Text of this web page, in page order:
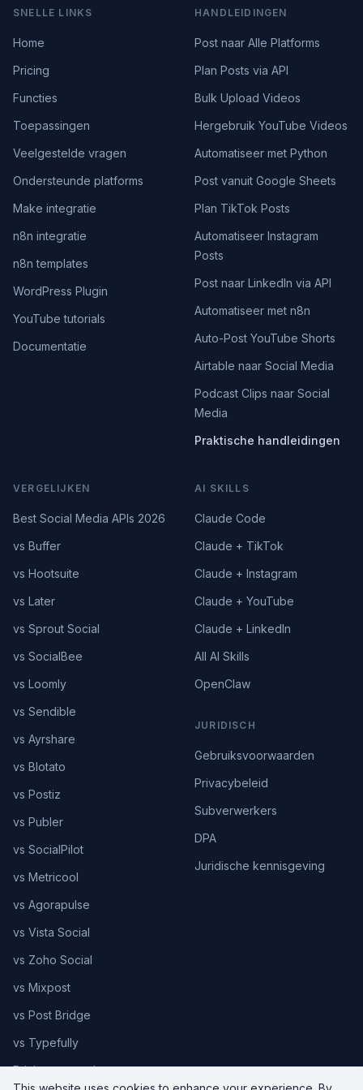
SNELLE LINKS
Home
Pricing
Functies
Toepassingen
Veelgestelde vragen
Ondersteunde platforms
Make integratie
n8n integratie
n8n templates
WordPress Plugin
YouTube tutorials
Documentatie
HANDLEIDINGEN
Post naar Alle Platforms
Plan Posts via API
Bulk Upload Videos
Hergebruik YouTube Videos
Automatiseer met Python
Post vanuit Google Sheets
Plan TikTok Posts
Automatiseer Instagram
Posts
Post naar LinkedIn via API
Automatiseer met n8n
Auto-Post YouTube Shorts
Airtable naar Social Media
Podcast Clips naar Social
Media
Praktische handleidingen
VERGELIJKEN
Best Social Media APIs 2026
vs Buffer
vs Hootsuite
vs Later
vs Sprout Social
vs SocialBee
vs Loomly
vs Sendible
vs Ayrshare
vs Blotato
vs Postiz
vs Publer
vs SocialPilot
vs Metricool
vs Agorapulse
vs Vista Social
vs Zoho Social
vs Mixpost
vs Post Bridge
vs Typefully
Pricing comparison
AI SKILLS
Claude Code
Claude + TikTok
Claude + Instagram
Claude + YouTube
Claude + LinkedIn
All AI Skills
OpenClaw
JURIDISCH
Gebruiksvoorwaarden
Privacybeleid
Subverwerkers
DPA
Juridische kennisgeving